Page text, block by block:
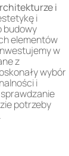
i
i
budowy
elementów
w
z
wybór
i
potrzeby